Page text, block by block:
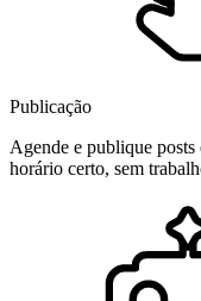
Publicação
Agende e publique
horário certo, sem